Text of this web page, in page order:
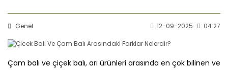
Genel 12-09-2025 04:27
Çam balı ve çiçek balı, arı ürünleri arasında en çok bilinen ve